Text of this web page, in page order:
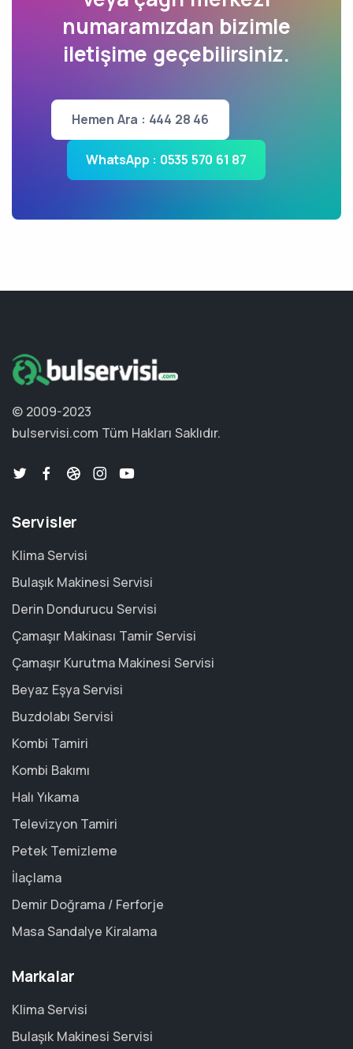
numaramızdan bizimle
iletişime geçebilirsiniz.
Hemen Ara : 444 28 46
WhatsApp : 0535 570 61 87
© 2009-2023
bulservisi.com Tüm Hakları Saklıdır.
Servisler
Klima Servisi
Bulaşık Makinesi Servisi
Derin Dondurucu Servisi
Çamaşır Makinası Tamir Servisi
Çamaşır Kurutma Makinesi Servisi
Beyaz Eşya Servisi
Buzdolabı Servisi
Kombi Tamiri
Kombi Bakımı
Halı Yıkama
Televizyon Tamiri
Petek Temizleme
İlaçlama
Demir Doğrama / Ferforje
Masa Sandalye Kiralama
Markalar
Klima Servisi
Bulaşık Makinesi Servisi